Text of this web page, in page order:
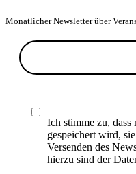
Monatlicher Newsletter über
Ich stimme zu,
gespeichert wird,
Versenden des
hierzu sind der